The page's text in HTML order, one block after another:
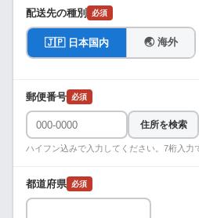
配送先の種別 必須
🇯🇵 日本国内 🌏 海外
郵便番号 必須
住所を検索
ハイフン込みで入力してください。7桁入力
都道府県 必須